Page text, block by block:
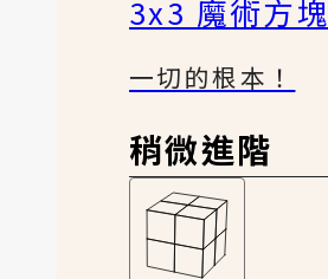
3x3 魔術方塊
一切的根本！
稍微進階